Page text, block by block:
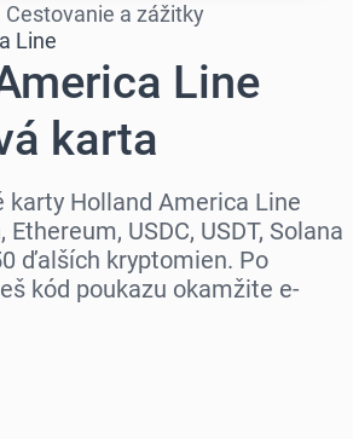
Cestovanie a zážitky
Line
Line
karta
karty Holland America Line
USDC, USDT, Solana
ďalších kryptomien. Po
kód poukazu okamžite e-